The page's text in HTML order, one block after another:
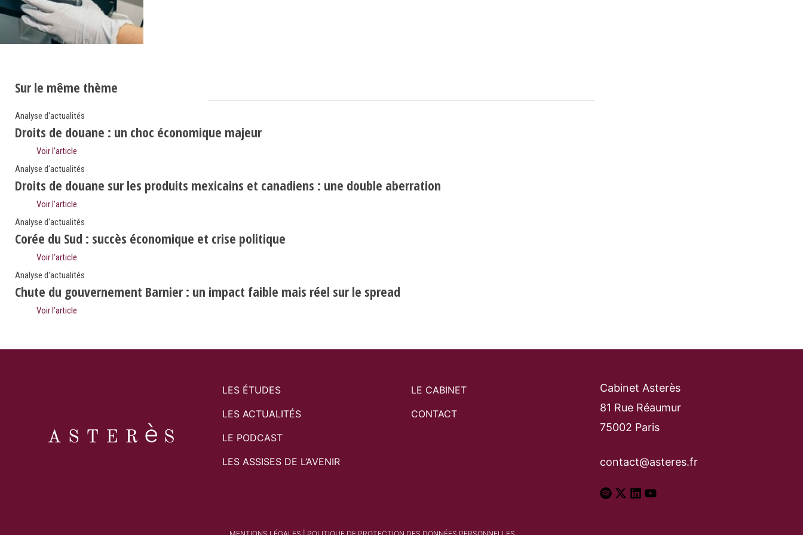
Sur le même thème
Analyse d'actualités
Droits de douane : un choc économique majeur
Voir l’article
Analyse d'actualités
Droits de douane sur les produits mexicains et canadiens : une double aberration
Voir l’article
Analyse d'actualités
Corée du Sud : succès économique et crise politique
Voir l’article
Analyse d'actualités
Chute du gouvernement Barnier : un impact faible mais réel sur le spread
Voir l’article
LES ÉTUDES
LES ACTUALITÉS
LE PODCAST
LES ASSISES DE L’AVENIR
LE CABINET
CONTACT
Cabinet Asterès
81 Rue Réaumur
75002 Paris
contact@asteres.fr